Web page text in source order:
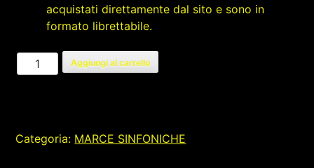
acquistati direttamente dal sito e sono in
formato librettabile.
VARIEGATA
quantità
Aggiungi al carrello
Categoria: MARCE SINFONICHE